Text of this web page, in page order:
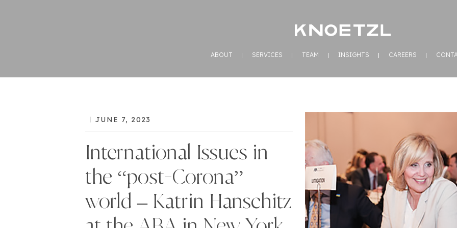
ABOUT SERVICES TEAM INSIGHTS CAREERS
JUNE 7, 2023
International Issues in
the “post-Corona”
world – Katrin Hanschitz